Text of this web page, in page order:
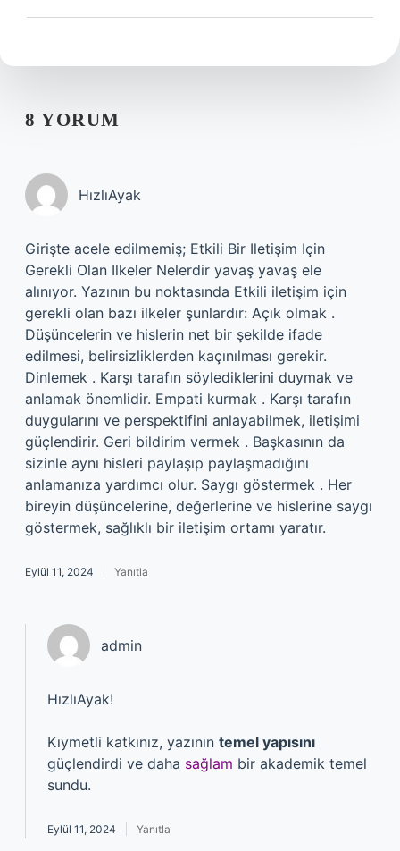
8 YORUM
HızlıAyak
Girişte acele edilmemiş; Etkili Bir Iletişim Için
Gerekli Olan Ilkeler Nelerdir yavaş yavaş ele
alınıyor. Yazının bu noktasında Etkili iletişim için
gerekli olan bazı ilkeler şunlardır: Açık olmak .
Düşüncelerin ve hislerin net bir şekilde ifade
edilmesi, belirsizliklerden kaçınılması gerekir.
Dinlemek . Karşı tarafın söylediklerini duymak ve
anlamak önemlidir. Empati kurmak . Karşı tarafın
duygularını ve perspektifini anlayabilmek, iletişimi
güçlendirir. Geri bildirim vermek . Başkasının da
sizinle aynı hisleri paylaşıp paylaşmadığını
anlamanıza yardımcı olur. Saygı göstermek . Her
bireyin düşüncelerine, değerlerine ve hislerine saygı
göstermek, sağlıklı bir iletişim ortamı yaratır.
Eylül 11, 2024 Yanıtla
admin
HızlıAyak!
Kıymetli katkınız, yazının temel yapısını
güçlendirdi ve daha sağlam bir akademik temel
sundu.
Eylül 11, 2024 Yanıtla